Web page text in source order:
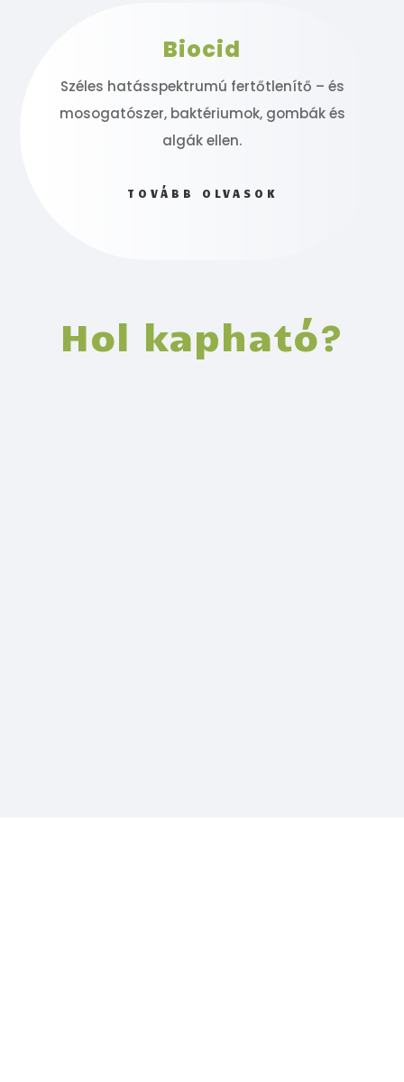
Biocid
Széles hatásspektrumú fertőtlenítő – és
mosogatószer, baktériumok, gombák és
algák ellen.
TOVÁBB OLVASOK
Hol kapható?